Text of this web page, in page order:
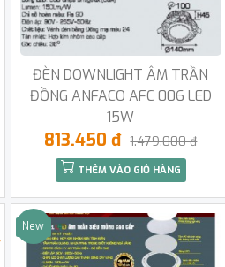
ĐÈN DOWNLIGHT ÂM TRẦN
ĐỒNG ANFACO AFC 006 LED
15W
813.450 đ 1.479.000 đ
THÊM VÀO GIỎ HÀNG
Sale
New